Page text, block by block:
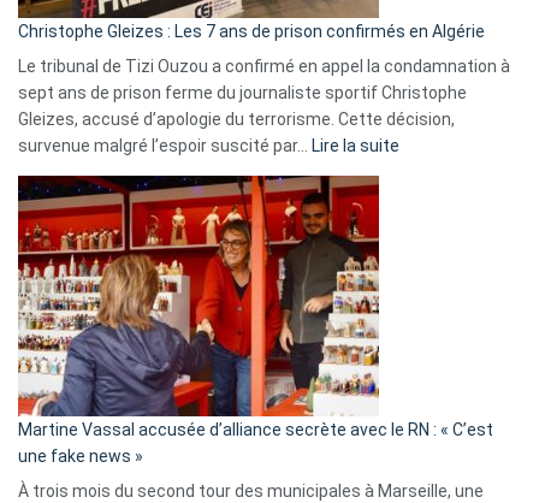
Christophe Gleizes : Les 7 ans de prison confirmés en Algérie
Le tribunal de Tizi Ouzou a confirmé en appel la condamnation à
sept ans de prison ferme du journaliste sportif Christophe
Gleizes, accusé d’apologie du terrorisme. Cette décision,
survenue malgré l’espoir suscité par…
Lire la suite
Algérie
Martine Vassal accusée d’alliance secrète avec le RN : « C’est
une fake news »
À trois mois du second tour des municipales à Marseille, une